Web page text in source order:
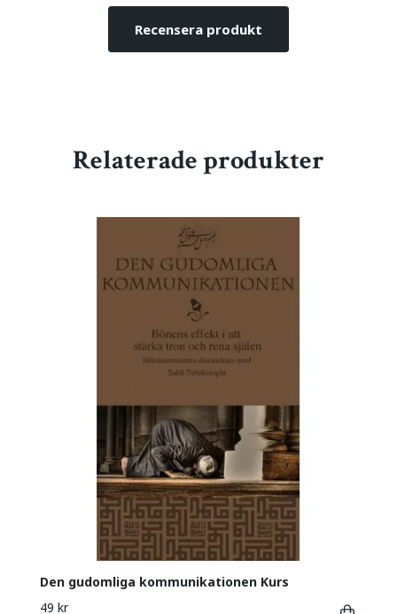
Recensera produkt
Relaterade produkter
Den gudomliga kommunikationen Kurs
49 kr